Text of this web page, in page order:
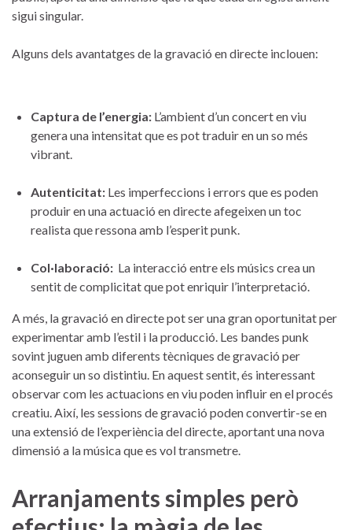
sigui ‌singular.
Alguns dels avantatges de la gravació en directe inclouen:
Captura ⁣de⁤ l’energia: L’ambient d’un concert en viu
genera una intensitat que es pot traduir en un so​ més
vibrant.
Autenticitat: Les imperfeccions ‍i errors que ⁣es ⁣poden
produir en ⁤una ‍actuació en directe afegeixen un toc‍
realista que ressona amb l’esperit ‌punk.
Col·laboració: ‍ La‌ interacció entre els músics crea un
sentit de ‍complicitat que pot enriquir l’interpretació.
A ⁤més, la gravació en directe ⁢pot ser una gran oportunitat per⁢
experimentar​ amb ⁤l’estil i⁣ la producció. Les‌ bandes ‍punk
sovint⁢ juguen amb diferents tècniques de gravació per
aconseguir un⁢ so ⁣distintiu. En aquest sentit, és interessant
observar com les actuacions en viu poden⁣ influir en el procés
creatiu.⁢ Així,⁤ les sessions de gravació poden convertir-se en
una extensió de l’experiència del directe, aportant una nova⁤
dimensió⁢ a la música ⁤que es vol⁢ transmetre.
Arranjaments simples però